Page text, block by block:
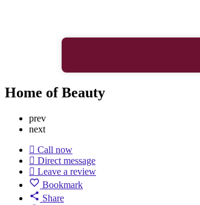
Home of Beauty
prev
next
Call now
Direct message
Leave a review
Bookmark
Share